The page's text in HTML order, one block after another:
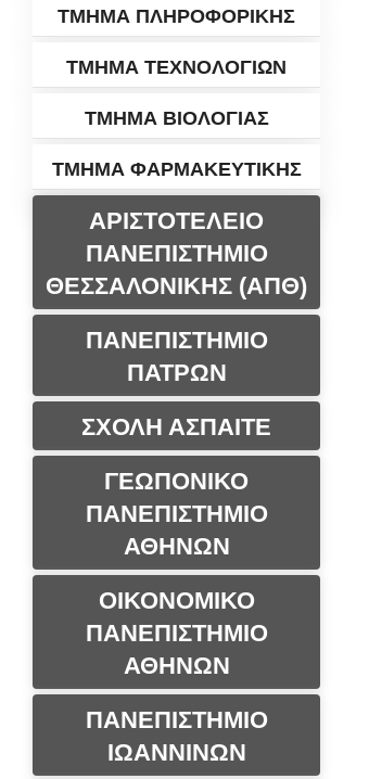
ΤΜΗΜΑ ΠΛΗΡΟΦΟΡΙΚΗΣ
ΤΜΗΜΑ ΤΕΧΝΟΛΟΓΙΩΝ
ΤΜΗΜΑ ΒΙΟΛΟΓΙΑΣ
ΤΜΗΜΑ ΦΑΡΜΑΚΕΥΤΙΚΗΣ
ΑΡΙΣΤΟΤΕΛΕΙΟ
ΠΑΝΕΠΙΣΤΗΜΙΟ
ΘΕΣΣΑΛΟΝΙΚΗΣ (ΑΠΘ)
ΠΑΝΕΠΙΣΤΗΜΙΟ
ΠΑΤΡΩΝ
ΣΧΟΛΗ ΑΣΠΑΙΤΕ
ΓΕΩΠΟΝΙΚΟ
ΠΑΝΕΠΙΣΤΗΜΙΟ
ΑΘΗΝΩΝ
ΟΙΚΟΝΟΜΙΚΟ
ΠΑΝΕΠΙΣΤΗΜΙΟ
ΑΘΗΝΩΝ
ΠΑΝΕΠΙΣΤΗΜΙΟ
ΙΩΑΝΝΙΝΩΝ